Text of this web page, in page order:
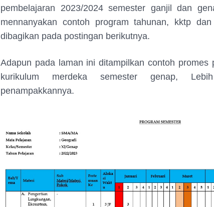
pembelajaran 2023/2024 semester ganjil dan
mennanyakan contoh program tahunan, kktp
dibagikan pada postingan berikutnya.
Adapun pada laman ini ditampilkan contoh promes
kurikulum merdeka semester genap,
penampakkannya.